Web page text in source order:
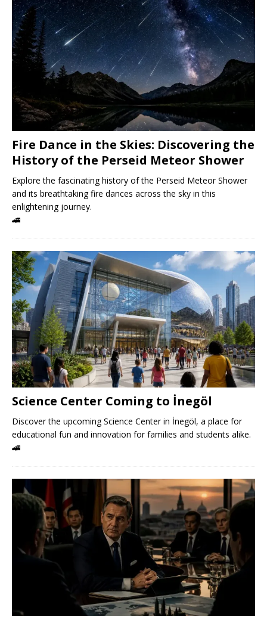
Fire Dance in the Skies: Discovering the
History of the Perseid Meteor Shower
Explore the fascinating history of the Perseid Meteor Shower
and its breathtaking fire dances across the sky in this
enlightening journey.
🚄
Science Center Coming to İnegöl
Discover the upcoming Science Center in İnegöl, a place for
educational fun and innovation for families and students alike.
🚄